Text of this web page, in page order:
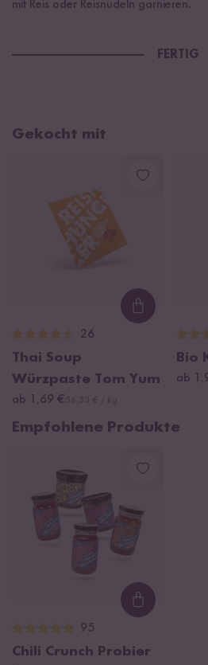
mit Reis oder Reisnudeln garnieren.
FERTIG
Gekocht mit
Loading...
26
Thai Soup
Würzpaste Tom Yum
ab 1,69 €
Bio
ab
Empfohlene Produkte
Loading...
95
Chili Crunch Probier